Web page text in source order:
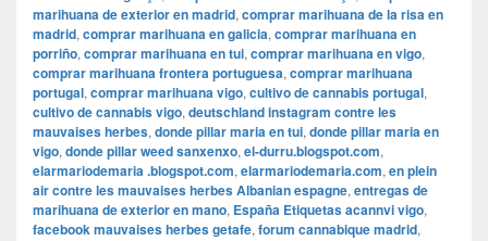
marihuana de exterior en madrid, comprar marihuana de la risa en
madrid, comprar marihuana en galicia, comprar marihuana en
porriño, comprar marihuana en tui, comprar marihuana en vigo,
comprar marihuana frontera portuguesa, comprar marihuana
portugal, comprar marihuana vigo, cultivo de cannabis portugal,
cultivo de cannabis vigo, deutschland instagram contre les
mauvaises herbes, donde pillar maria en tui, donde pillar maria en
vigo, donde pillar weed sanxenxo, el-durru.blogspot.com,
elarmariodemaria .blogspot.com, elarmariodemaria.com, en plein
air contre les mauvaises herbes Albanian espagne, entregas de
marihuana de exterior en mano, España Etiquetas acannvi vigo,
facebook mauvaises herbes getafe, forum cannabique madrid,